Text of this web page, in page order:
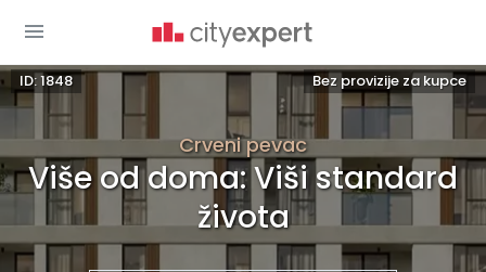
ID: 1848 Bez provizije za kupce
Crveni pevac
Više od doma: Viši standard
života